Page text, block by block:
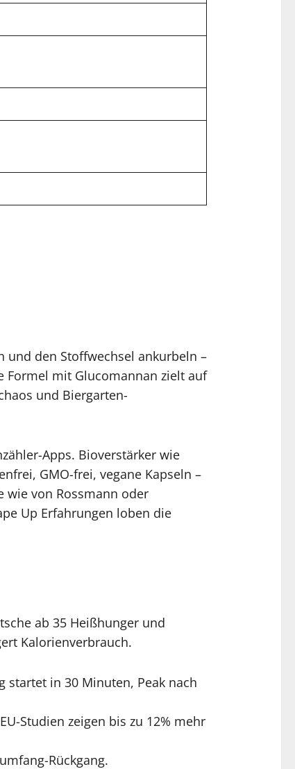
den Stoffwechsel ankurbeln –
Formel mit Glucomannan zielt auf
und Biergarten-
Apps. Bioverstärker wie
GMO-frei, vegane Kapseln –
wie von Rossmann oder
Up Erfahrungen loben die
ab 35 Heißhunger und
Kalorienverbrauch.
startet in 30 Minuten, Peak nach
Studien zeigen bis zu 12% mehr
Rückgang.